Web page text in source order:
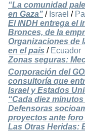
“La comunidad
en Gaza” / Israel /
El INDH entrega el
Bronces, de la
Organizaciones de
en el país / Ecuador
Zonas seguras:
Corporación del
consultoría que
Israel y Estados
“Cada diez
Defensoras
proyectos ante
Las Otras Heridas: